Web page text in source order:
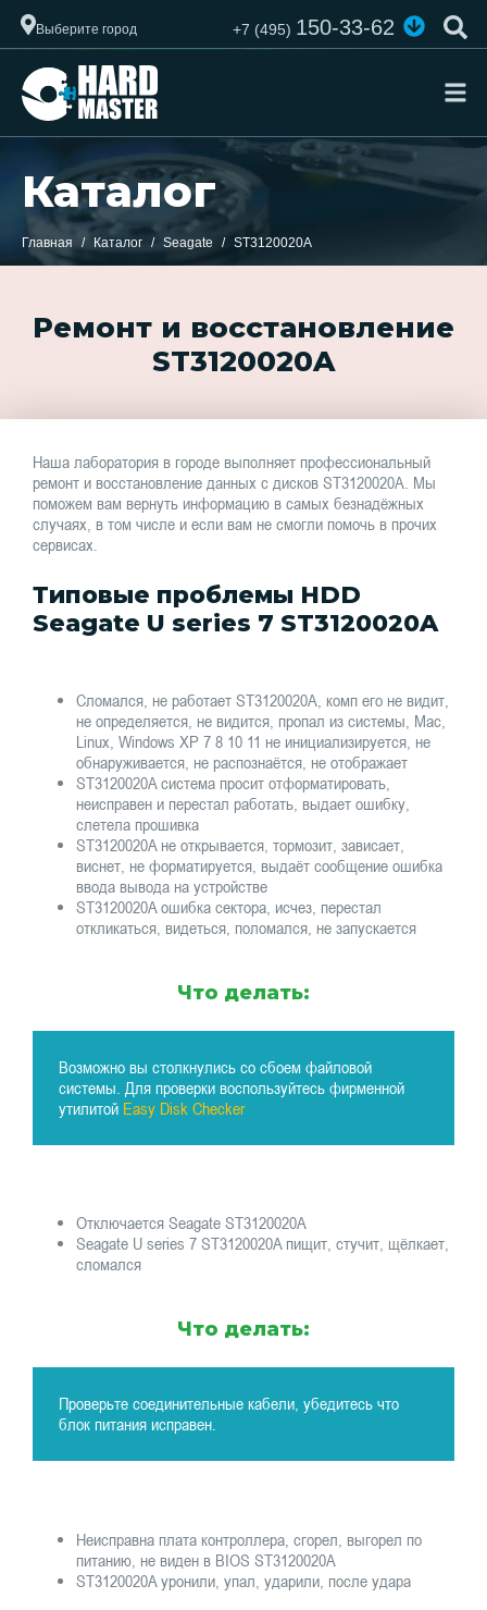
Выберите город +7 (495)150-33-62
Каталог
Главная Каталог Seagate ST3120020A
Ремонт и восстановление
ST3120020A
Наша лаборатория в городе выполняет профессиональный
ремонт и восстановление данных с дисков ST3120020A. Мы
поможем вам вернуть информацию в самых безнадёжных
случаях, в том числе и если вам не смогли помочь в прочих
сервисах.
Типовые проблемы HDD
Seagate U series 7 ST3120020A
Сломался, не работает ST3120020A, комп его не видит,
не определяется, не видится, пропал из системы, Mac,
Linux, Windows XP 7 8 10 11 не инициализируется, не
обнаруживается, не распознаётся, не отображает
ST3120020A система просит отформатировать,
неисправен и перестал работать, выдает ошибку,
слетела прошивка
ST3120020A не открывается, тормозит, зависает,
виснет, не форматируется, выдаёт сообщение ошибка
ввода вывода на устройстве
ST3120020A ошибка сектора, исчез, перестал
откликаться, видеться, поломался, не запускается
Что делать:
Возможно вы столкнулись со сбоем файловой
системы. Для проверки воспользуйтесь фирменной
утилитой Easy Disk Checker
Отключается Seagate ST3120020A
Seagate U series 7 ST3120020A пищит, стучит, щёлкает,
сломался
Что делать:
Проверьте соединительные кабели, убедитесь что
блок питания исправен.
Неисправна плата контроллера, сгорел, выгорел по
питанию, не виден в BIOS ST3120020A
ST3120020A уронили, упал, ударили, после удара